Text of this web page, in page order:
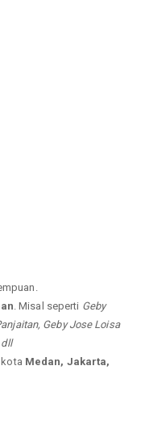
. Misal seperti Geby
Geby Jose Loisa
Medan, Jakarta,